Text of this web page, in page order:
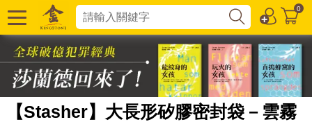
0
【Stasher】大長形矽膠密封袋－雲霧